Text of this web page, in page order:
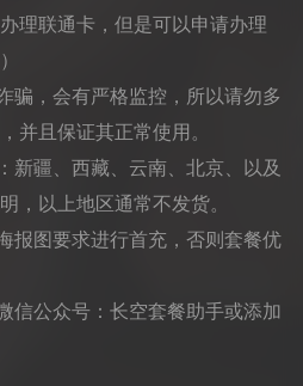
理联通卡，但是可以申请办理
骗，会有严格监控，所以请勿多
并且保证其正常使用。
新疆、西藏、云南、北京、以及
，以上地区通常不发货。
报图要求进行首充，否则套餐优
信公众号：长空套餐助手或添加